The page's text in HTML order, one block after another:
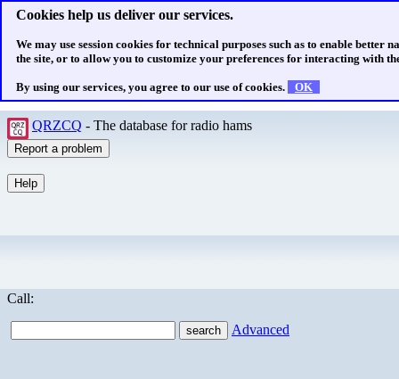
Cookies help us deliver our services.
We may use session cookies for technical purposes such as to enable better
the site, or to allow you to customize your preferences for interacting with
By using our services, you agree to our use of cookies. OK
QRZCQ - The database for radio hams
Call:
Advanced